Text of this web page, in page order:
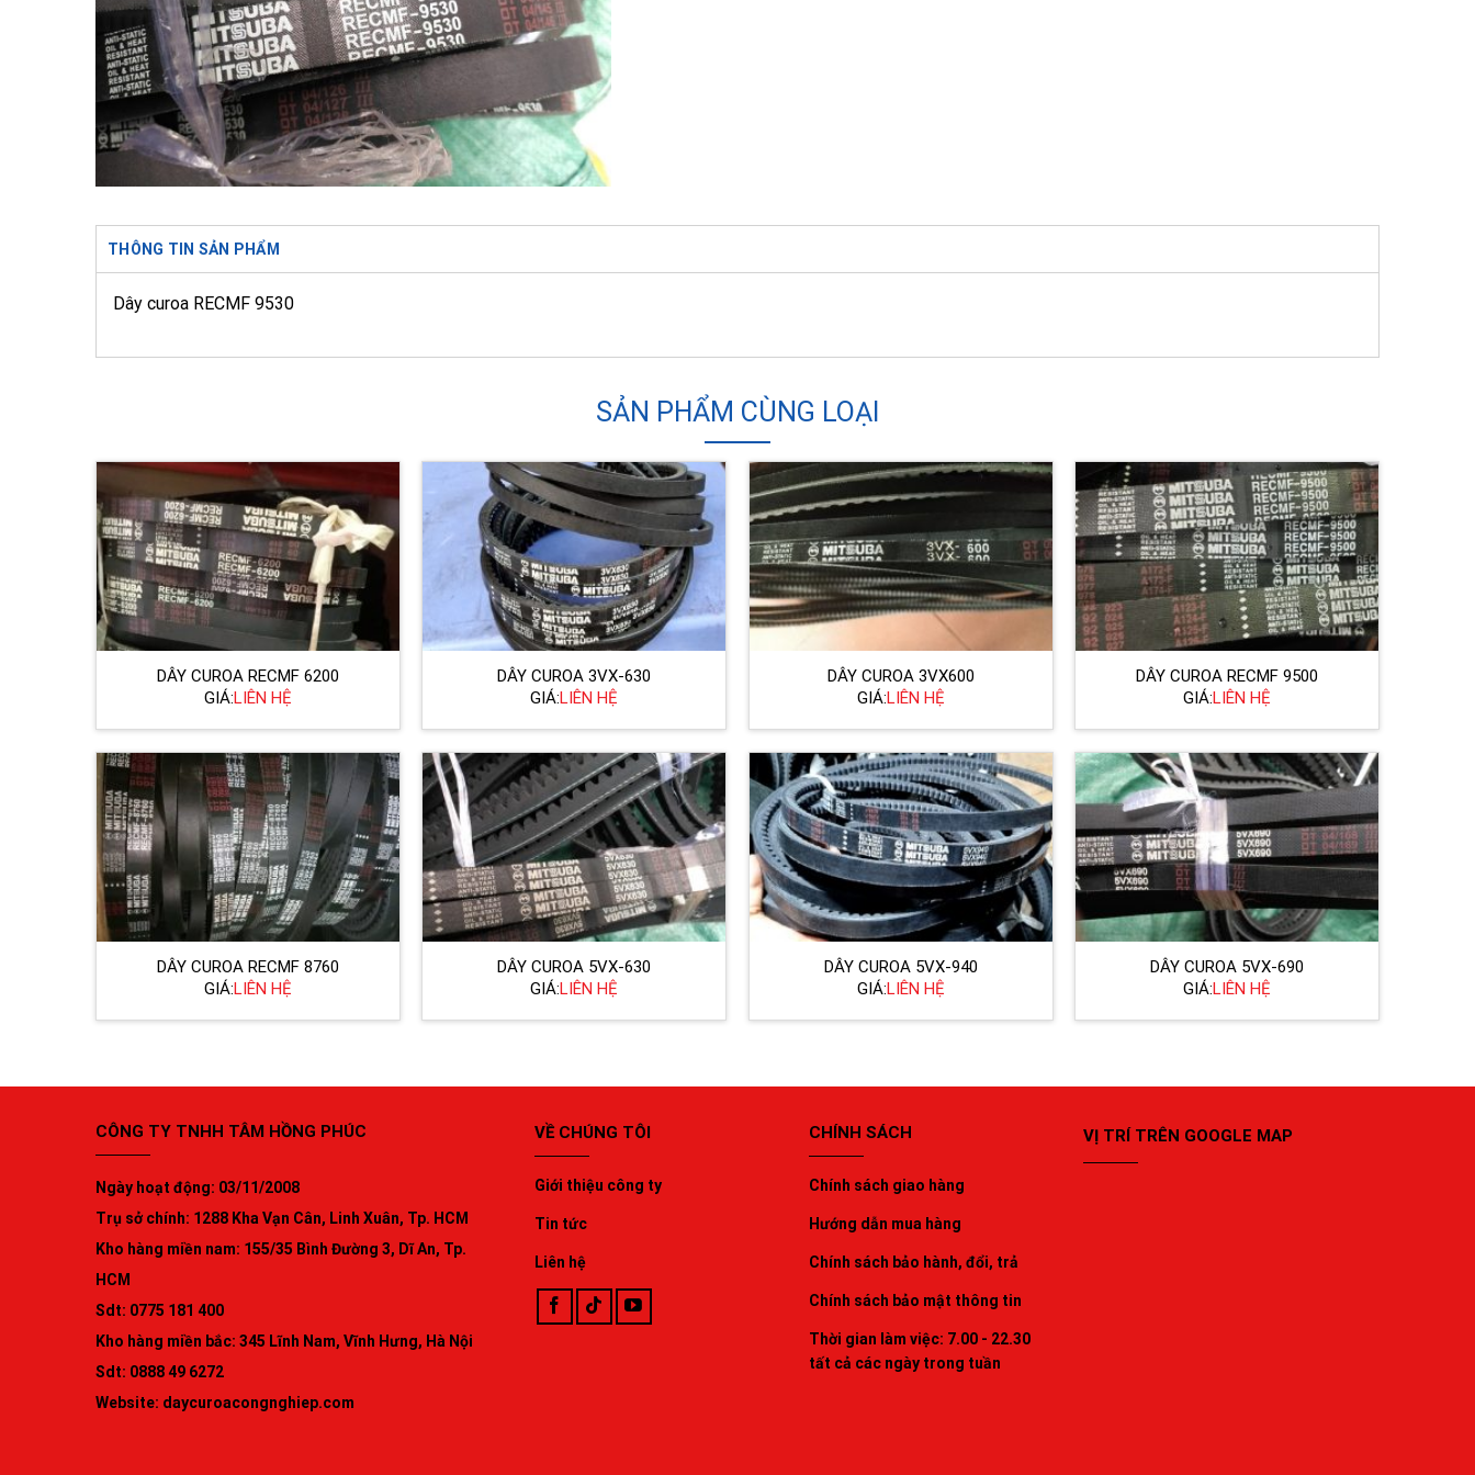
THÔNG TIN SẢN PHẨM
Dây curoa RECMF 9530
SẢN PHẨM CÙNG LOẠI
DÂY CUROA RECMF 6200
GIÁ:LIÊN HỆ
DÂY CUROA 3VX-630
GIÁ:LIÊN HỆ
DÂY CUROA 3VX600
GIÁ:LIÊN HỆ
DÂY CUROA RECMF 9500
GIÁ:LIÊN HỆ
DÂY CUROA RECMF 8760
GIÁ:LIÊN HỆ
DÂY CUROA 5VX-630
GIÁ:LIÊN HỆ
DÂY CUROA 5VX-940
GIÁ:LIÊN HỆ
DÂY CUROA 5VX-690
GIÁ:LIÊN HỆ
CÔNG TY TNHH TÂM HỒNG PHÚC
Ngày hoạt động: 03/11/2008
Trụ sở chính: 1288 Kha Vạn Cân, Linh Xuân, Tp. HCM
Kho hàng miền nam: 155/35 Bình Đường 3, Dĩ An, Tp.
HCM
Sdt: 0775 181 400
Kho hàng miền bắc: 345 Lĩnh Nam, Vĩnh Hưng, Hà Nội
Sdt: 0888 49 6272
Website: daycuroacongnghiep.com
VỀ CHÚNG TÔI
Giới thiệu công ty
Tin tức
Liên hệ
CHÍNH SÁCH
Chính sách giao hàng
Hướng dẫn mua hàng
Chính sách bảo hành, đổi, trả
Chính sách bảo mật thông tin
Thời gian làm việc: 7.00 - 22.30
tất cả các ngày trong tuần
VỊ TRÍ TRÊN GOOGLE MAP